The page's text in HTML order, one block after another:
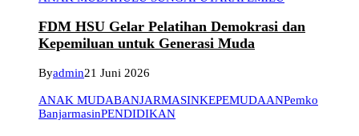
FDM HSU Gelar Pelatihan Demokrasi dan
Kepemiluan untuk Generasi Muda
Byadmin21 Juni 2026
ANAK MUDABANJARMASINKEPEMUDAANPemko
BanjarmasinPENDIDIKAN